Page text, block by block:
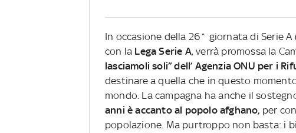
In occasione della 26^ giornata di Serie
con la Lega Serie A, verrà promossa la
lasciamoli soli” dell’ Agenzia ONU per i
destinare a quella che in questo
mondo. La campagna ha anche il
anni è accanto al popolo afghano, per
popolazione. Ma purtroppo non basta: i